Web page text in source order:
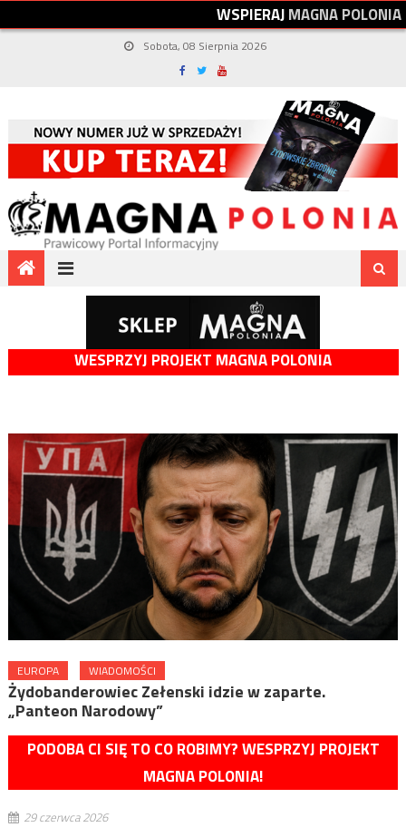
WSPIERAJMAGNAPOLONIA
Sobota, 08 Sierpnia 2026
WESPRZYJ PROJEKT MAGNA POLONIA
EUROPA WIADOMOŚCI
Żydobanderowiec Zełenski idzie w zaparte.
„Panteon Narodowy”
PODOBA CI SIĘ TO CO ROBIMY? WESPRZYJ PROJEKT
MAGNA POLONIA!
29 czerwca 2026